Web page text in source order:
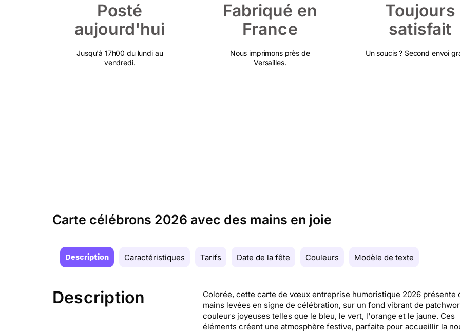
Posté
aujourd'hui
Jusqu'à 17h00 du lundi au
vendredi.
Fabriqué en
France
Nous imprimons près de
Versailles.
Toujours
satisfait
Un soucis ? Second envoi
Carte célébrons 2026 avec des mains en joie
Description Caractéristiques Tarifs Date de la fête Couleurs Modèle de texte
Description
Colorée, cette carte de vœux entreprise humoristique 2026 présente
mains levées en signe de célébration, sur un fond vibrant de
couleurs joyeuses telles que le bleu, le vert, l'orange et le jaune. Ces
éléments créent une atmosphère festive, parfaite pour accueillir la